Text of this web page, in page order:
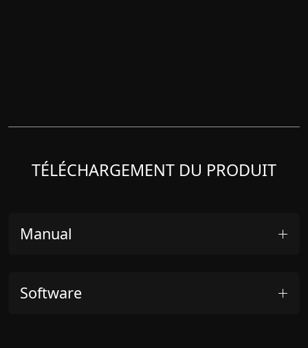
TÉLÉCHARGEMENT DU PRODUIT
Manual
Software